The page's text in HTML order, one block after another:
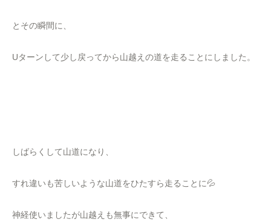
とその瞬間に、
Uターンして少し戻ってから山越えの道を走ることにしました。
しばらくして山道になり、
すれ違いも苦しいような山道をひたすら走ることに💦
神経使いましたが山越えも無事にできて、